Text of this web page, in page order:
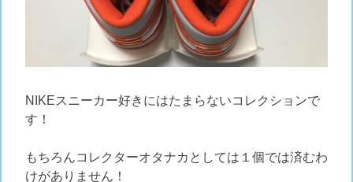
NIKEスニーカー好きにはたまらないコレクションで
す！
もちろんコレクターオタナカとしては１個では済むわ
けがありません！